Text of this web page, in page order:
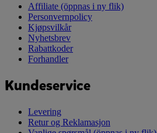
Affiliate (öppnas i ny flik)
Personvernpolicy
Kjøpsvilkår
Nyhetsbrev
Rabattkoder
Forhandler
Kundeservice
Levering
Retur og Reklamasjon